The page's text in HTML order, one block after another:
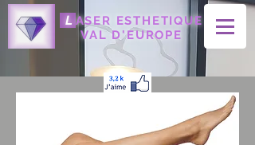
L ASER ESTHETIQUE
VAL D'EUROPE